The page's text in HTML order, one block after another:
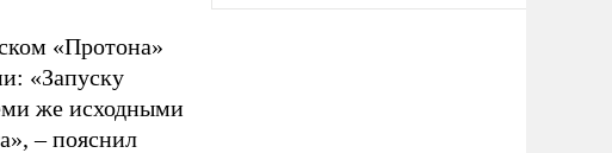
«Протона»
«Запуску
же исходными
–пояснил